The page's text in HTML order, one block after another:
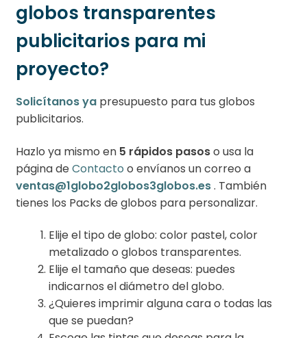
globos transparentes
publicitarios para mi
proyecto?
Solicítanos yapresupuesto para tus globos
publicitarios.
Hazlo ya mismo en 5 rápidos pasoso usa la
página deContacto o envíanos un correo a
ventas@1globo2globos3globos.es. También
tienes los Packs de globos para personalizar.
Elije el tipo de globo: color pastel, color
metalizado o globos transparentes.
Elije el tamaño que deseas: puedes
indicarnos el diámetro del globo.
¿Quieres imprimir alguna cara o todas las
que se puedan?